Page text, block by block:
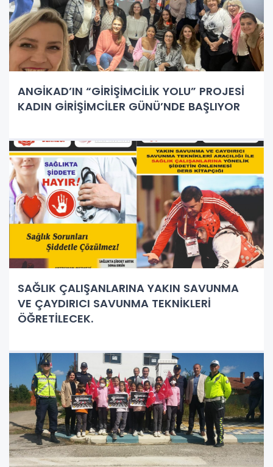
ANGİKAD’IN “GİRİŞİMCİLİK YOLU” PROJESİ
KADIN GİRİŞİMCİLER GÜNÜ’NDE BAŞLIYOR
SAĞLIK ÇALIŞANLARINA YAKIN SAVUNMA
VE ÇAYDIRICI SAVUNMA TEKNİKLERİ
ÖĞRETİLECEK.